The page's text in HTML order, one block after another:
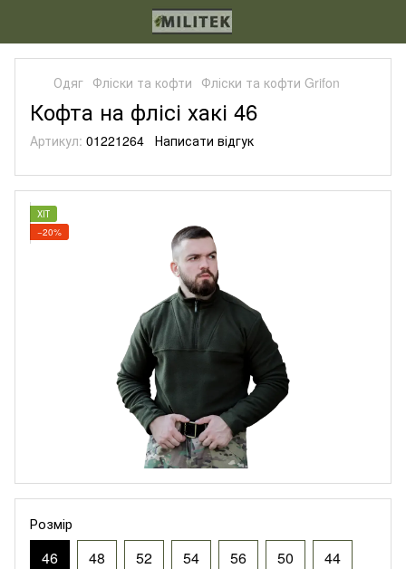
Одяг Фліски та кофти Фліски та кофти Grifon
Кофта на флісі хакі 46
Артикул: 01221264 Написати відгук
ХІТ
−20%
Розмір
46 48 52 54 56 50 44